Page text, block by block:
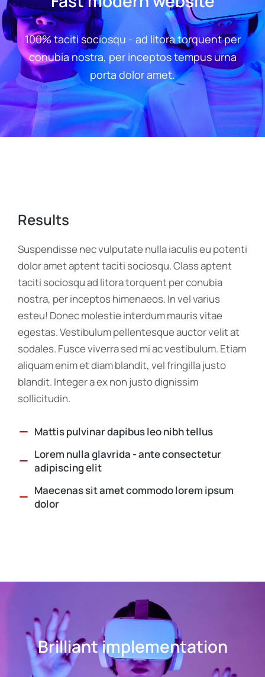
100% taciti sociosqu - ad litora torquent per
conubia nostra, per inceptos tempus urna
porta dolor amet.
Results
Suspendisse nec vulputate nulla iaculis eu potenti
dolor amet aptent taciti sociosqu. Class aptent
taciti sociosqu ad litora torquent per conubia
nostra, per inceptos himenaeos. In vel varius
esteu! Donec molestie interdum mauris vitae
egestas. Vestibulum pellentesque auctor velit at
sodales. Fusce viverra sed mi ac vestibulum. Etiam
aliquam enim et diam blandit, vel fringilla justo
blandit. Integer a ex non justo dignissim
sollicitudin.
Mattis pulvinar dapibus leo nibh tellus
Lorem nulla glavrida - ante consectetur
adipiscing elit
Maecenas sit amet commodo lorem ipsum
dolor
Brilliant implementation